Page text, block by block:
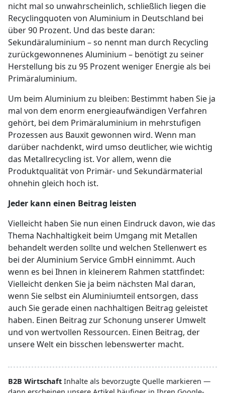
nicht mal so unwahrscheinlich, schließlich liegen die
Recyclingquoten von Aluminium in Deutschland bei
über 90 Prozent. Und das beste daran:
Sekundäraluminium – so nennt man durch Recycling
zurückgewonnenes Aluminium – benötigt zu seiner
Herstellung bis zu 95 Prozent weniger Energie als bei
Primäraluminium.
Um beim Aluminium zu bleiben: Bestimmt haben Sie ja
mal von dem enorm energieaufwändigen Verfahren
gehört, bei dem Primäraluminium in mehrstufigen
Prozessen aus Bauxit gewonnen wird. Wenn man
darüber nachdenkt, wird umso deutlicher, wie wichtig
das Metallrecycling ist. Vor allem, wenn die
Produktqualität von Primär- und Sekundärmaterial
ohnehin gleich hoch ist.
Jeder kann einen Beitrag leisten
Vielleicht haben Sie nun einen Eindruck davon, wie das
Thema Nachhaltigkeit beim Umgang mit Metallen
behandelt werden sollte und welchen Stellenwert es
bei der Aluminium Service GmbH einnimmt. Auch
wenn es bei Ihnen in kleinerem Rahmen stattfindet:
Vielleicht denken Sie ja beim nächsten Mal daran,
wenn Sie selbst ein Aluminiumteil entsorgen, dass
auch Sie gerade einen nachhaltigen Beitrag geleistet
haben. Einen Beitrag zur Schonung unserer Umwelt
und von wertvollen Ressourcen. Einen Beitrag, der
unsere Welt ein bisschen lebenswerter macht.
B2B Wirtschaft Inhalte als bevorzugte Quelle markieren —